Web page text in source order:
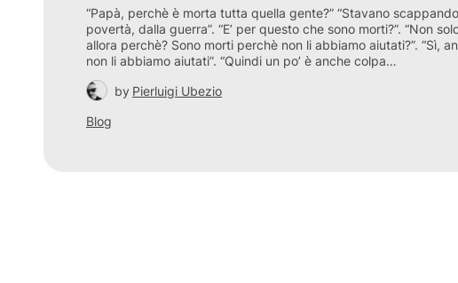
“Papà, perchè è morta tutta quella gente?” “Stavano
povertà, dalla guerra”. “E’ per questo che sono morti?”. “Non
allora perchè? Sono morti perchè non li abbiamo aiutati?”. “Sì,
non li abbiamo aiutati”. “Quindi un po’ è anche colpa…
by Pierluigi Ubezio
Blog